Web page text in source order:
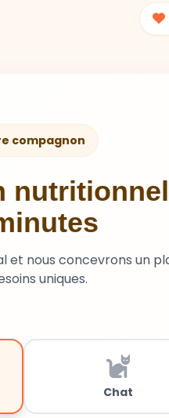
compagnon
nutritionnel
et nous concevrons un
uniques.
Chat